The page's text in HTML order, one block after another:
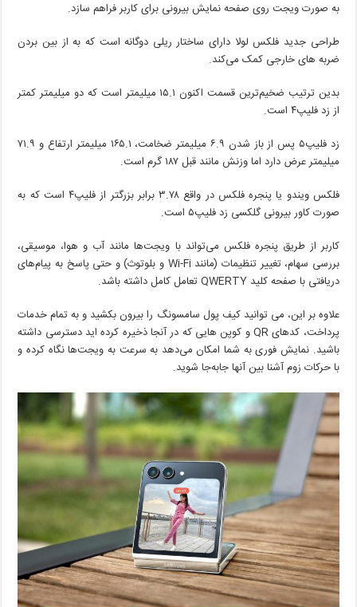
به صورت ویجت روی صفحه نمایش بیرونی برای کاربر فراهم سازد.
طراحی جدید فلکس لولا دارای ساختار ریلی دوگانه است که به از بین بردن
ضربه های خارجی کمک می‌کند.
بدین ترتیب ضخیم‌ترین قسمت اکنون ۱۵.۱ میلیمتر است که دو میلیمتر کمتر
از زد فلیپ۴ است.
زد فلیپ۵ پس از باز شدن ۶.۹ میلیمتر ضخامت، ۱۶۵.۱ میلیمتر ارتفاع و ۷۱.۹
میلیمتر عرض دارد اما وزنش مانند قبل ۱۸۷ گرم است.
فلکس ویندو یا پنجره فلکس در واقع ۳.۷۸ برابر بزرگتر از فلیپ۴ است که به
صورت کاور بیرونی گلکسی زد فلیپ۵ است.
کاربر از طریق پنجره فلکس می‌تواند با ویجت‌ها مانند آب و هوا، موسیقی،
بررسی سهام، تغییر تنظیمات (مانند Wi-Fi و بلوتوث) و حتی پاسخ به پیام‌های
دریافتی با صفحه کلید QWERTY تعامل کامل داشته باشد.
علاوه بر این، می توانید کیف پول سامسونگ را بیرون بکشید و به تمام خدمات
پرداخت، کدهای QR و کوپن هایی که در آنجا ذخیره کرده اید دسترسی داشته
باشید. نمایش فوری به شما امکان می‌دهد به سرعت به ویجت‌ها نگاه کرده و
با حرکات زوم آشنا بین آنها جابه‌جا شوید.